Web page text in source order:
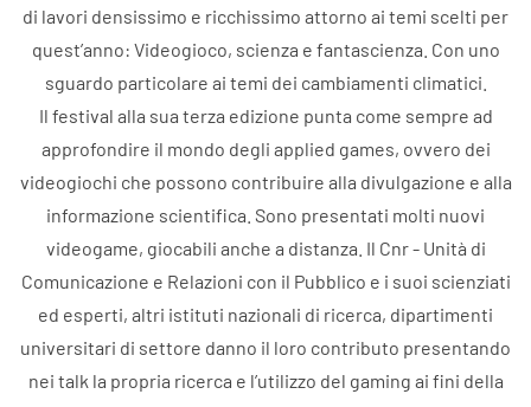
di lavori densissimo e ricchissimo attorno ai temi scelti per
quest’anno: Videogioco, scienza e fantascienza. Con uno
sguardo particolare ai temi dei cambiamenti climatici.
Il festival alla sua terza edizione punta come sempre ad
approfondire il mondo degli applied games, ovvero dei
videogiochi che possono contribuire alla divulgazione e alla
informazione scientifica. Sono presentati molti nuovi
videogame, giocabili anche a distanza. Il Cnr - Unità di
Comunicazione e Relazioni con il Pubblico e i suoi scienziati
ed esperti, altri istituti nazionali di ricerca, dipartimenti
universitari di settore danno il loro contributo presentando
nei talk la propria ricerca e l’utilizzo del gaming ai fini della